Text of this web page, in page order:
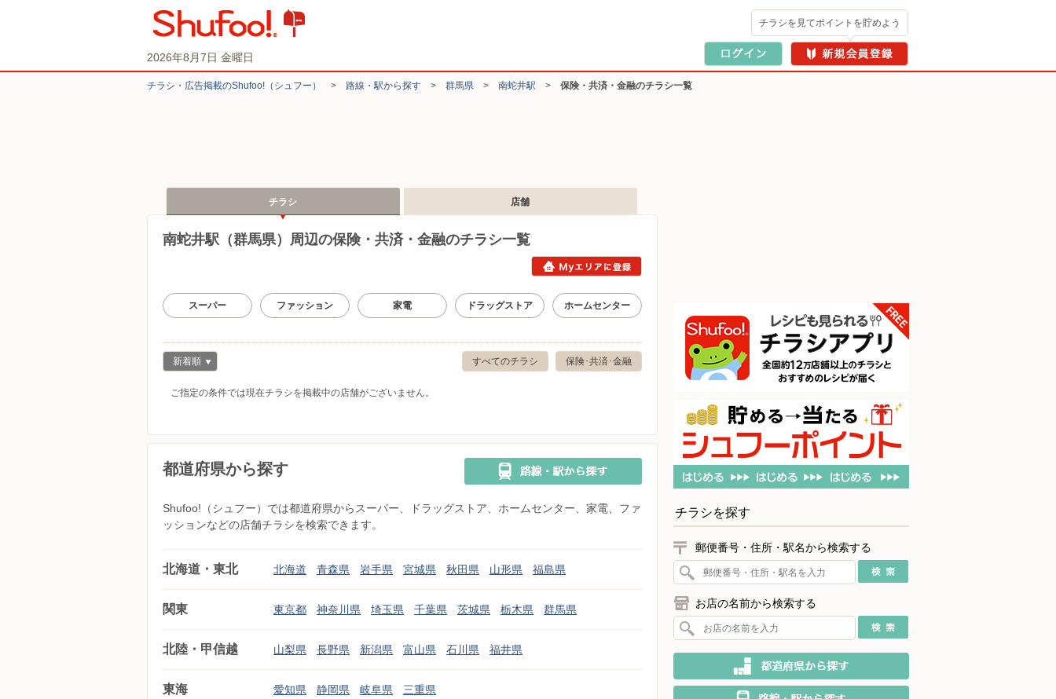
2026年8月7日 金曜日
チラシを見てポイントを貯めよう
チラシ・​広告掲載の​Shufoo!​（シュフー） > 路線・駅から探す > 群馬県 > 南蛇井駅 > 保険・共済・金融のチラシ一覧
チラシ 店舗
南蛇井駅（群馬県）周辺の保険・共済・金融のチラシ一覧
スーパー ファッション 家電 ドラッグストア ホームセンター
保険･共済･金融
すべてのチラシ
新着順
ご指定の条件では現在チラシを掲載中の店舗がございません。
都道府県から探す
Shufoo!（シュフー）では都道府県からスーパー、ドラッグストア、ホームセンター、家電、ファ
ッションなどの店舗チラシを検索できます。
北海道・東北 北海道 青森県 岩手県 宮城県 秋田県 山形県 福島県
関東 東京都 神奈川県 埼玉県 千葉県 茨城県 栃木県 群馬県
北陸・甲信越 山梨県 長野県 新潟県 富山県 石川県 福井県
東海 愛知県 静岡県 岐阜県 三重県
チラシを探す
郵便番号・住所・駅名から検索する
お店の名前から検索する